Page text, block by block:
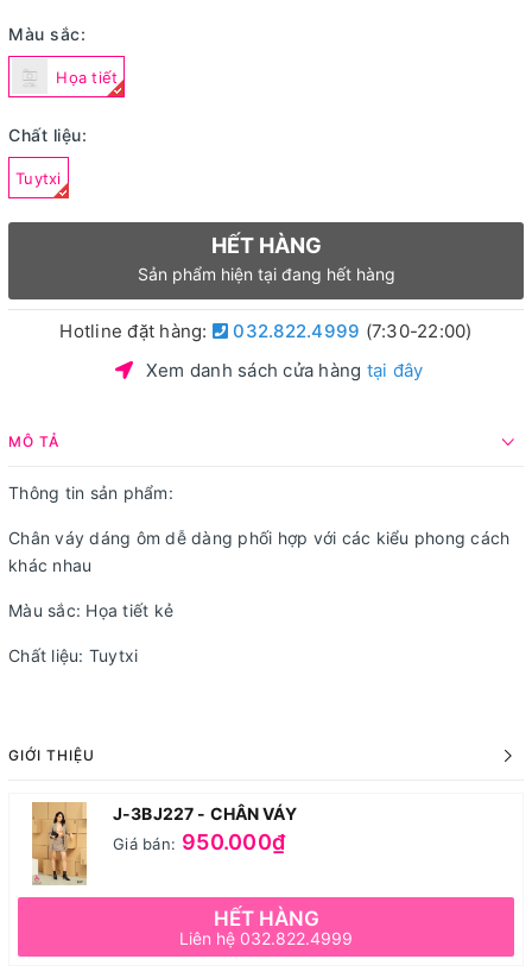
Màu sắc:
Họa tiết
Chất liệu:
Tuytxi
HẾT HÀNG
Sản phẩm hiện tại đang hết hàng
Hotline đặt hàng: 032.822.4999 (7:30-22:00)
Xem danh sách cửa hàng tại đây
MÔ TẢ
Thông tin sản phẩm:
Chân váy dáng ôm dễ dàng phối hợp với các kiểu phong cách
khác nhau
Màu sắc: Họa tiết kẻ
Chất liệu: Tuytxi
GIỚI THIỆU
J-3BJ227 - CHÂN VÁY
Giá bán: 950.000₫
HẾT HÀNG
Liên hệ 032.822.4999